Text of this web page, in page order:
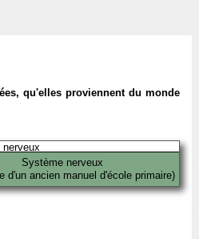
qu'elles proviennent du monde
Système nerveux
d'un ancien manuel d'école primaire)